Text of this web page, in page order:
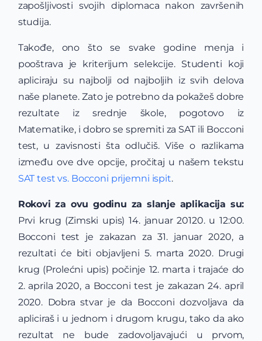
zapošljivosti svojih diplomaca nakon završenih
studija.
Takođe, ono što se svake godine menja i
pooštrava je kriterijum selekcije. Studenti koji
apliciraju su najbolji od najboljih iz svih delova
naše planete. Zato je potrebno da pokažeš dobre
rezultate iz srednje škole, pogotovo iz
Matematike, i dobro se spremiti za SAT ili Bocconi
test, u zavisnosti šta odlučiš. Više o razlikama
između ove dve opcije, pročitaj u našem tekstu
SAT test vs. Bocconi prijemni ispit.
Rokovi za ovu godinu za slanje aplikacija su:
Prvi krug (Zimski upis) 14. januar 20120. u 12:00.
Bocconi test je zakazan za 31. januar 2020, a
rezultati će biti objavljeni 5. marta 2020. Drugi
krug (Prolećni upis) počinje 12. marta i trajaće do
2. aprila 2020, a Bocconi test je zakazan 24. april
2020. Dobra stvar je da Bocconi dozvoljava da
apliciraš i u jednom i drugom krugu, tako da ako
rezultat ne bude zadovoljavajući u prvom,